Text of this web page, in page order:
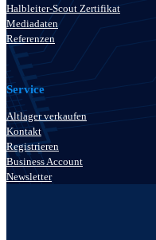
Halbleiter-Scout Zertifikat
Mediadaten
Referenzen
Service
Altlager verkaufen
Kontakt
Registrieren
Business Account
Newsletter